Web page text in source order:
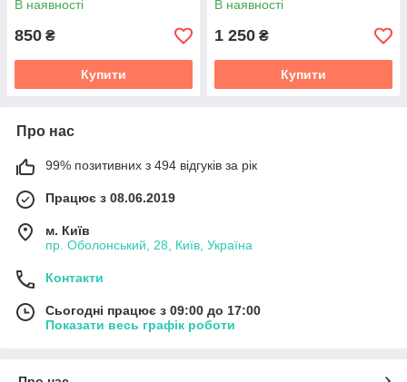
В наявності
850 ₴
Купити
В наявності
1 250 ₴
Купити
Про нас
99% позитивних з 494 відгуків за рік
Працює з 08.06.2019
м. Київ
пр. Оболонський, 28, Київ, Україна
Контакти
Сьогодні працює з 09:00 до 17:00
Показати весь графік роботи